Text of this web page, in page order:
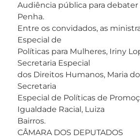
Audiência pública para debater
Penha.
Entre os convidados, as
Especial de
Políticas para Mulheres, Iriny
Secretaria Especial
dos Direitos Humanos, Maria
Secretaria
Especial de Políticas de
Igualdade Racial, Luiza
Bairros.
CÂMARA DOS DEPUTADOS